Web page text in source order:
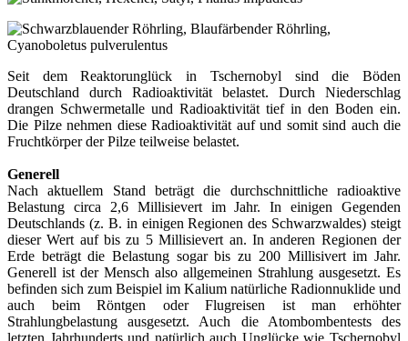
Seit dem Reaktorunglück in Tschernobyl sind die Böden
Deutschland durch Radioaktivität belastet. Durch Niederschlag
drangen Schwermetalle und Radioaktivität tief in den Boden ein.
Die Pilze nehmen diese Radioaktivität auf und somit sind auch die
Fruchtkörper der Pilze teilweise belastet.
Generell
Nach aktuellem Stand beträgt die durchschnittliche radioaktive
Belastung circa 2,6 Millisievert im Jahr. In einigen Gegenden
Deutschlands (z. B. in einigen Regionen des Schwarzwaldes) steigt
dieser Wert auf bis zu 5 Millisievert an. In anderen Regionen der
Erde beträgt die Belastung sogar bis zu 200 Millisivert im Jahr.
Generell ist der Mensch also allgemeinen Strahlung ausgesetzt. Es
befinden sich zum Beispiel im Kalium natürliche Radionnuklide und
auch beim Röntgen oder Flugreisen ist man erhöhter
Strahlungbelastung ausgesetzt. Auch die Atombombentests des
letzten Jahrhunderts und natürlich auch Unglücke wie Tschernobyl